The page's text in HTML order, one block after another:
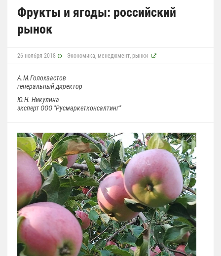
Фрукты и ягоды: российский
рынок
26 ноября 2018 Экономика, менеджмент, рынки
А.М.Голохвастов
генеральный директор
Ю.Н. Никулина
эксперт ООО "Русмаркетконсалтинг"